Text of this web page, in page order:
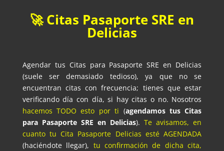
🚀 Citas Pasaporte SRE en
Delicias
Agendar tus Citas para Pasaporte SRE en Delicias
(suele ser demasiado tedioso), ya que no se
encuentran citas con frecuencia; tienes que estar
verificando día con día, si hay citas o no. Nosotros
hacemos TODO esto por ti (agendamos tus Citas
para Pasaporte SRE en Delicias).Te avisamos, en
cuanto tu Cita Pasaporte Delicias esté AGENDADA
(haciéndote llegar), tu confirmación de dicha cita,